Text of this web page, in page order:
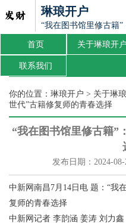
琳琅开户
“我在图书馆里修古籍”
首页 关于琳琅开户
联系我们
你的位置： 琳琅开户 > 关于琳
世代”古籍修复师的青春选择
“我在图书馆里修古籍”
发布日期：2024-
中新网南昌7月14日电 题：“我
复师的青春选择
中新网记者 李韵涵 姜涛 刘力鑫